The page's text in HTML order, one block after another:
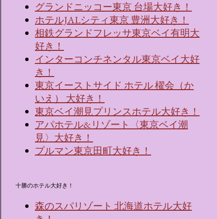
グランドニッコー東京 台場大好き！
ホテルJALシティ東京 豊洲大好き！
相鉄グランドフレッサ東京ベイ有明大
好き！
インターコンチネンタル東京ベイ大好
き！
東京イーストサイド ホテル 櫂会（か
いえ） 大好き！
東京ベイ潮見プリンスホテル大好き！
アパホテル&リゾート〈東京ベイ潮
見〉大好き！
プルマン東京田町大好き！
十勝のホテル大好き！
森のスパリゾート 北海道ホテル大好